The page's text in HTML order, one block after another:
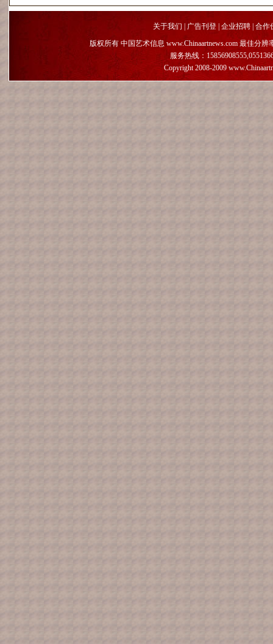
关于我们 广告刊登 企业招聘 合作
版权所有 中国艺术信息 www.Chinaartnews.com 最佳分辨
服务热线：
Copyright 2008-2009